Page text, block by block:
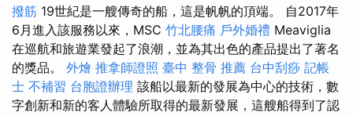
撥筋 19世紀是一艘傳奇的船，這是帆帆的頂端。 自2017年
6月進入該服務以來，MSC 竹北腰痛 戶外婚禮 Meaviglia
在巡航和旅遊業發起了浪潮，並為其出色的產品提出了著名
的獎品。 外燴 推拿師證照 臺中 整骨 推薦 台中刮痧 記帳
士 不補習 台胞證辦理 該船以最新的發展為中心的技術，數
字創新和新的客人體驗所取得的最新發展，這艘船得到了認